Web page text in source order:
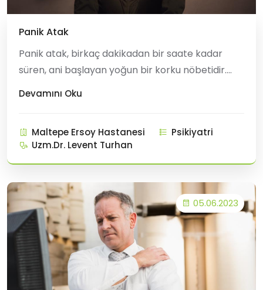
Panik Atak
Panik atak, birkaç dakikadan bir saate kadar
süren, ani başlayan yoğun bir korku nöbetidir.
vardır. Bu belirtiler, kalp sorunları gibi tıbbi soru
Devamını Oku
Maltepe Ersoy Hastanesi
Psikiyatri
Uzm.Dr. Levent Turhan
05.06.2023